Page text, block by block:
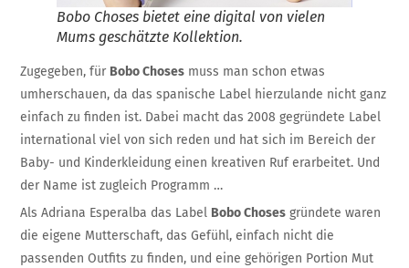
Bobo Choses bietet eine digital von vielen
Mums geschätzte Kollektion.
Zugegeben, für Bobo Choses muss man schon etwas
umherschauen, da das spanische Label hierzulande nicht ganz
einfach zu finden ist. Dabei macht das 2008 gegründete Label
international viel von sich reden und hat sich im Bereich der
Baby- und Kinderkleidung einen kreativen Ruf erarbeitet. Und
der Name ist zugleich Programm …
Als Adriana Esperalba das Label Bobo Choses gründete waren
die eigene Mutterschaft, das Gefühl, einfach nicht die
passenden Outfits zu finden, und eine gehörigen Portion Mut